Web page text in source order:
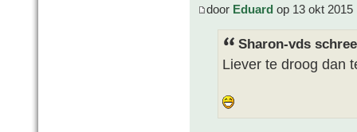
door Eduard op 13 okt 2015
Sharon-vds
Liever te droog dan